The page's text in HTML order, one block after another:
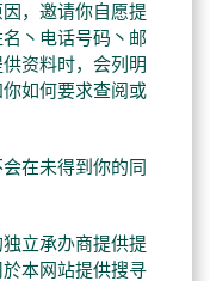
，邀请你自愿提
丶电话号码丶邮
资料时，会列明
如何要求查阅或
在未得到你的同
立承办商提供提
本网站提供搜寻